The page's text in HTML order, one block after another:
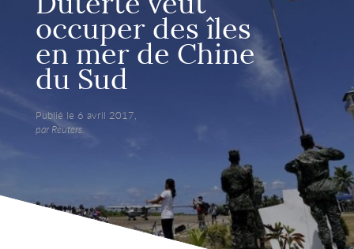
occuper des îles
en mer de Chine
du Sud
Publié le 6 avril 2017,
par Reuters.